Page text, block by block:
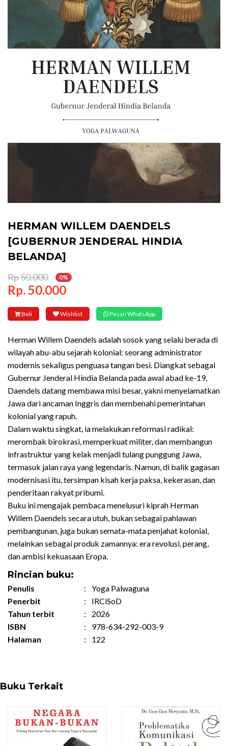
HERMAN WILLEM DAENDELS
[GUBERNUR JENDERAL HINDIA
BELANDA]
Rp 50.000 0%
Rp. 50.000
Beli Wishlist Pesan WhatsApp
Herman Willem Daendels adalah sosok yang selalu berada di
wilayah abu-abu sejarah kolonial: seorang administrator
modernis sekaligus penguasa tangan besi. Diangkat sebagai
Gubernur Jenderal Hindia Belanda pada awal abad ke-19,
Daendels datang membawa misi besar, yakni menyelamatkan
Jawa dari ancaman Inggris dan membenahi pemerintahan
kolonial yang rapuh.
Dalam waktu singkat, ia melakukan reformasi radikal:
merombak birokrasi, memperkuat militer, dan membangun
infrastruktur yang kelak menjadi tulang punggung Jawa,
termasuk jalan raya yang legendaris. Namun, di balik gagasan
modernisasi itu, tersimpan kisah kerja paksa, kekerasan, dan
penderitaan rakyat pribumi.
Buku ini mengajak pembaca menelusuri kiprah Herman
Willem Daendels secara utuh, bukan sebagai pahlawan
pembangunan, juga bukan semata-mata penjahat kolonial,
melainkan sebagai produk zamannya: era revolusi, perang,
dan ambisi kekuasaan Eropa.
Rincian buku:
Penulis :
Yoga Palwaguna
Penerbit
:
IRCiSoD
Tahun terbit
:
2026
ISBN
:
978-634-292-003-9
Halaman
: 122
Buku Terkait